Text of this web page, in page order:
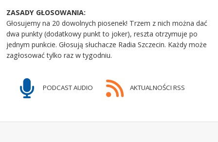
ZASADY GŁOSOWANIA:
Głosujemy na 20 dowolnych piosenek! Trzem z nich można dać
dwa punkty (dodatkowy punkt to joker), reszta otrzymuje po
jednym punkcie. Głosują słuchacze Radia Szczecin. Każdy może
zagłosować tylko raz w tygodniu.
PODCAST AUDIO AKTUALNOŚCI RSS